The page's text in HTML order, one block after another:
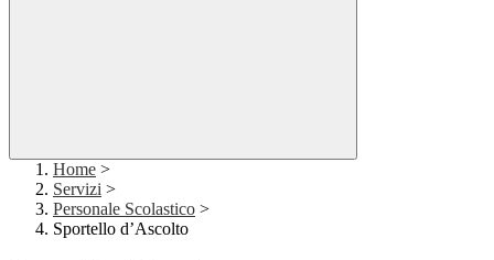
Home >
Servizi >
Personale Scolastico >
Sportello d’Ascolto